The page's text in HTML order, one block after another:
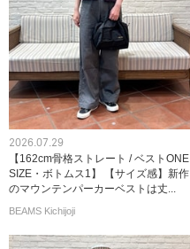
2026.07.29
【162cm骨格ストレート / ベストONE
SIZE・ボトムス1】 【サイズ感】新作
のマウンテンパーカーベストは丈...
BEAMS Kichijoji